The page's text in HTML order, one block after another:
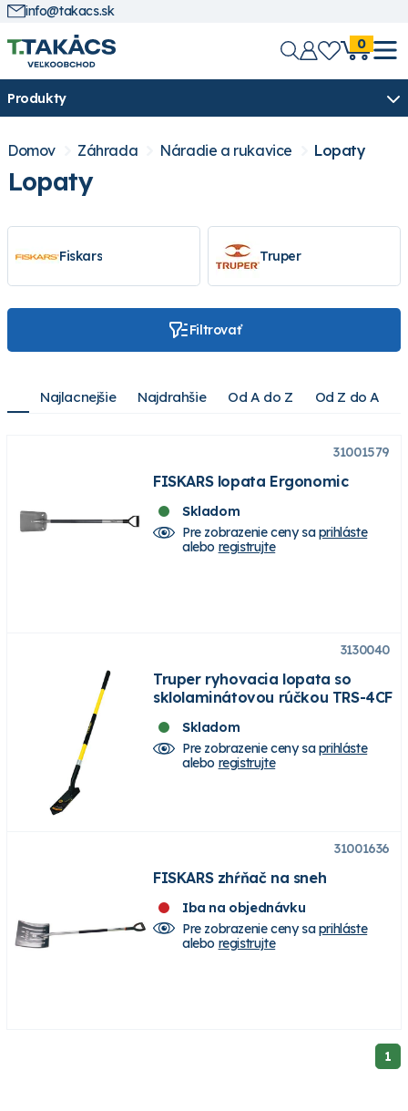
info@takacs.sk
0
Produkty
Domov Záhrada Náradie a rukavice Lopaty
Lopaty
Fiskars Truper
Filtrovať
Najlacnejšie Najdrahšie Od A do Z Od Z do A
31001579
FISKARS lopata Ergonomic
Skladom
Pre zobrazenie ceny saprihláste
alebo registrujte
3130040
Truper ryhovacia lopata so
sklolaminátovou rúčkou TRS-4CF
Skladom
Pre zobrazenie ceny saprihláste
alebo registrujte
31001636
FISKARS zhŕňač na sneh
Iba na objednávku
Pre zobrazenie ceny saprihláste
alebo registrujte
1